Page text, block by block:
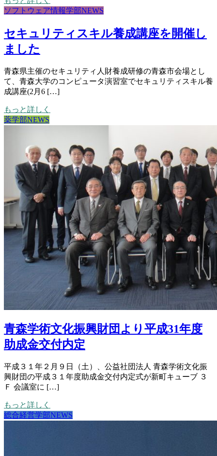
ソフトウェア情報学部NEWS
セキュリティスキル養成講座を開催し
ました
青森県主催のセキュリティ人財養成研修の青森市会場とし
て、青森大学のコンピュータ演習室でセキュリティスキル養
成講座(2月6 […]
もっと詳しく
薬学部NEWS
青森学術文化振興財団より平成31年度
助成金交付内定
平成３１年２月９日（土）、公益社団法人 青森学術文化振
興財団の平成３１年度助成金交付内定式が新町キューブ ３
Ｆ 会議室に […]
もっと詳しく
総合経営学部NEWS